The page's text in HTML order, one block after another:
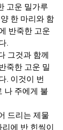
고운 밀가루
한 마리와 함
반죽한 고운
.
그것과 함께
죽한 고운 밀
. 이것이 번
나 주에게 불
드리는 제물
에 반 힌씩이